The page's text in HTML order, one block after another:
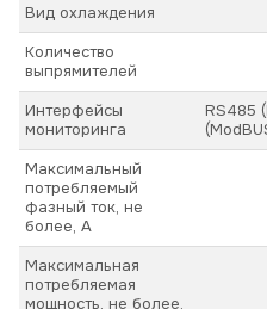
Вид охлаждения
Количество
выпрямителей
Интерфейсы
мониторинга
RS485
Максимальный
потребляемый
фазный ток, не
более, А
Максимальная
потребляемая
мощность, не более,